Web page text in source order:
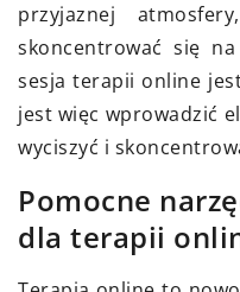
przyjaznej
skoncentrować się
sesja terapii online
jest więc wprowadzić
wyciszyć i
Pomocne
dla terapii